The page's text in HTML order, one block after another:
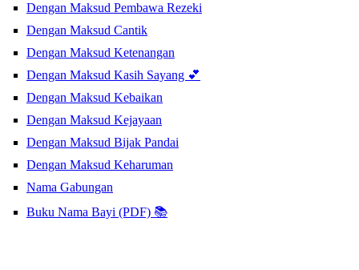
Dengan Maksud Pembawa Rezeki
Dengan Maksud Cantik
Dengan Maksud Ketenangan
Dengan Maksud Kasih Sayang 💕
Dengan Maksud Kebaikan
Dengan Maksud Kejayaan
Dengan Maksud Bijak Pandai
Dengan Maksud Keharuman
Nama Gabungan
Buku Nama Bayi (PDF) 📚